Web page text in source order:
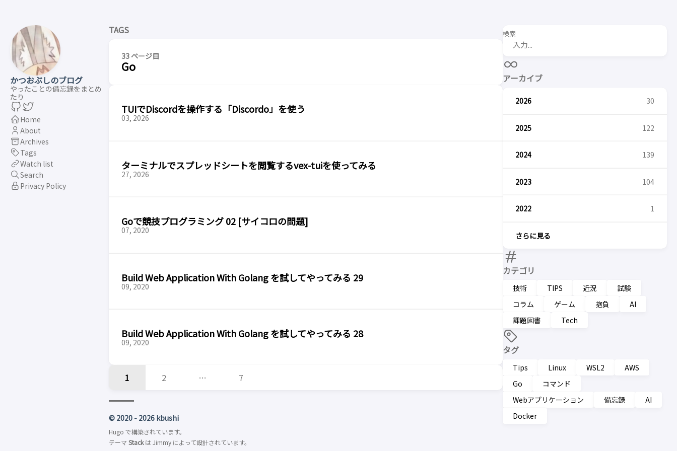
かつおぶしのブログ
やったことの備忘録をまとめ
たり
Home
About
Archives
Tags
Watch list
Search
Privacy Policy
検索
アーカイブ
2026 30
2025 122
2024 139
2023 104
2022 1
さらに見る
カテゴリ
技術 TIPS 近況
試験
コラム
ゲーム 抱負
AI
課題図書
Tech
タグ
Tips Linux WSL2
AWS
Go
コマンド
Webアプリケーション
備忘録
AI
Docker
TAGS
33 ページ目
Go
TUIでDiscordを操作する「Discordo」を使う
03, 2026
ターミナルでスプレッドシートを閲覧するvex-tuiを使ってみる
27, 2026
Goで競技プログラミング 02 [サイコロの問題]
07, 2020
Build Web Application With Golang を試してやってみる 29
09, 2020
Build Web Application With Golang を試してやってみる 28
09, 2020
1 2 … 7
© 2020 - 2026 kbushi
Hugo で構築されています。
テーマ Stackは Jimmyによって設計されています。